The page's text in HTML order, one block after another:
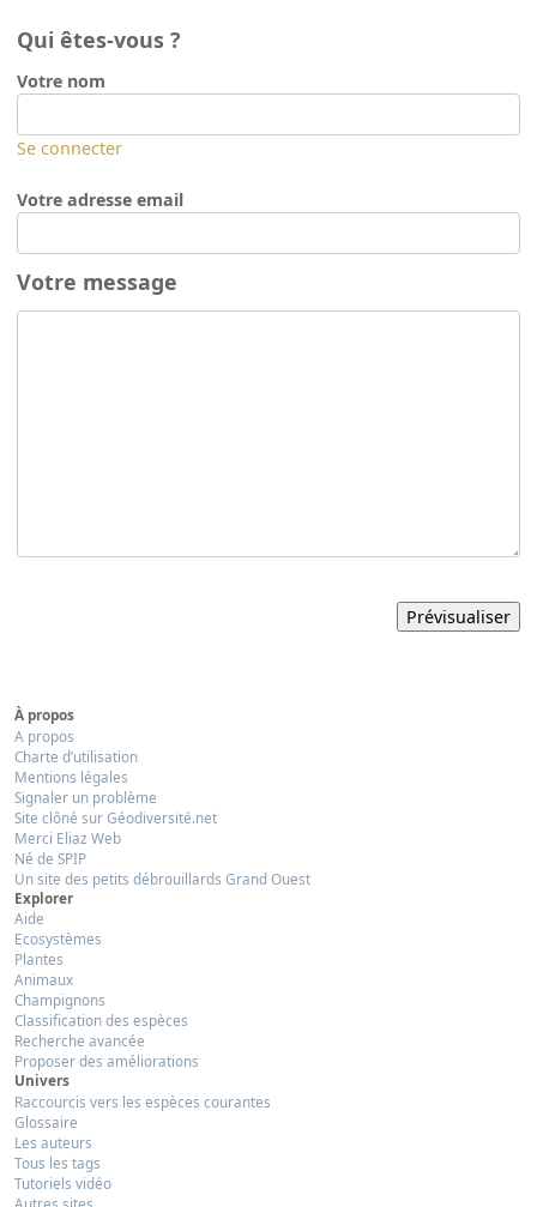
Qui êtes-vous ?
Votre nom
Se connecter
Votre adresse email
Votre message
À propos
A propos
Charte d’utilisation
Mentions légales
Signaler un problème
Site clôné sur Géodiversité.net
Merci Eliaz Web
Né de SPIP
Un site des petits débrouillards Grand Ouest
Explorer
Aide
Ecosystèmes
Plantes
Animaux
Champignons
Classification des espèces
Recherche avancée
Proposer des améliorations
Univers
Raccourcis vers les espèces courantes
Glossaire
Les auteurs
Tous les tags
Tutoriels vidéo